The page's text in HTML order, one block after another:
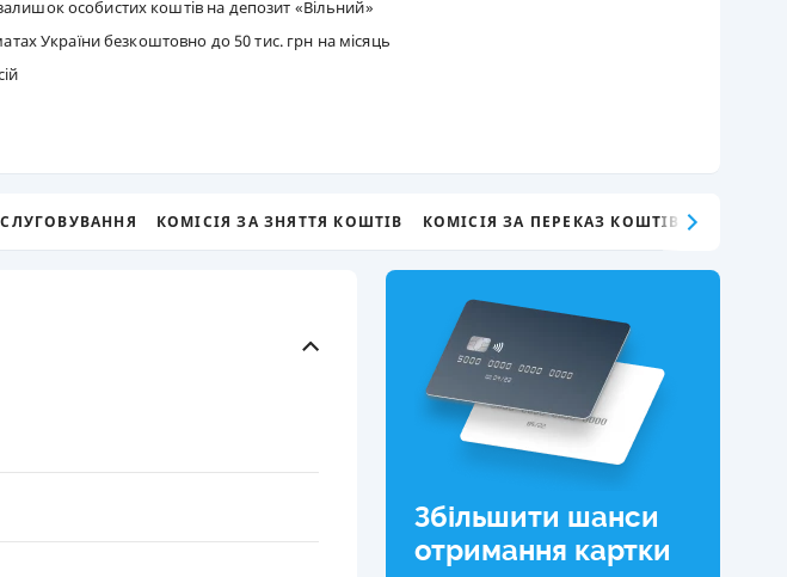
ДЕБЕТОВИХ
ОГЛЯД
ПУТІВНИКИ ПО
КОМПАНІЇ
особистих коштів на депозит «Вільний»
України безкоштовно до 50 тис. грн на місяць
КОМІСІЯ ЗА ЗНЯТТЯ КОШТІВ КОМІСІЯ ЗА ПЕРЕКАЗ КОШТІВ
Збільшити шанси
отримання картки